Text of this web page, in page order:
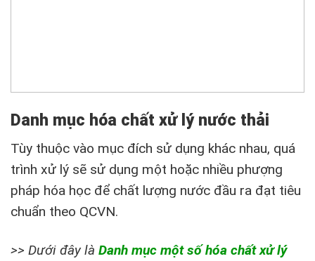
Danh mục hóa chất xử lý nước thải
Tùy thuộc vào mục đích sử dụng khác nhau, quá
trình xử lý sẽ sử dụng một hoặc nhiều phượng
pháp hóa học để chất lượng nước đầu ra đạt tiêu
chuẩn theo QCVN.
>> Dưới đây là Danh mục một số hóa chất xử lý